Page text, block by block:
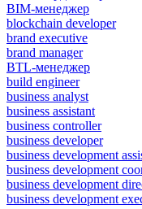
BIM-менеджер
blockchain developer
brand executive
brand manager
BTL-менеджер
build engineer
business analyst
business assistant
business controller
business developer
business development
business development
business development
business development